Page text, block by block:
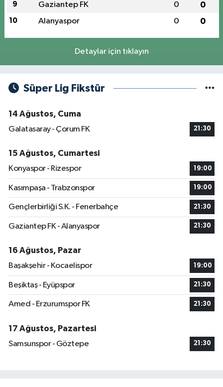
9 Gaziantep FK 0 0
10 Alanyaspor 0 0
Detaylar için tıklayın
Süper Lig Fikstür
14 Ağustos, Cuma
Galatasaray - Çorum FK
21:30
15 Ağustos, Cumartesi
Konyaspor - Rizespor
19:00
Kasımpaşa - Trabzonspor 19:00
Gençlerbirliği S.K. - Fenerbahçe 21:30
Gaziantep FK - Alanyaspor 21:30
16 Ağustos, Pazar
Başakşehir - Kocaelispor
19:00
Beşiktaş - Eyüpspor 21:30
Amed - Erzurumspor FK 21:30
17 Ağustos, Pazartesi
Samsunspor - Göztepe
21:30